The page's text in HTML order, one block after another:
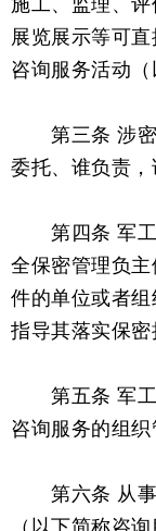
施工、监理、评
展览展示等可
咨询服务活动（
第三条 涉密
委托、谁负责，
第四条 军工
全保密管理负
件的单位或者
指导其落实保密
第五条 军工
咨询服务的组织
第六条 从事
（以下简称咨